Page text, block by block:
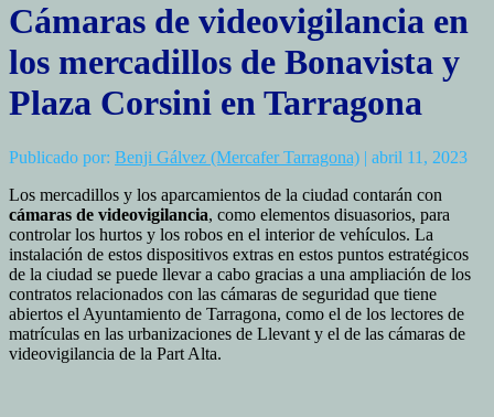
Cámaras de videovigilancia en
los mercadillos de Bonavista y
Plaza Corsini en Tarragona
Publicado por: Benji Gálvez (Mercafer Tarragona) | abril 11, 2023
Los mercadillos y los aparcamientos de la ciudad contarán con
cámaras de videovigilancia, como elementos disuasorios, para
controlar los hurtos y los robos en el interior de vehículos. La
instalación de estos dispositivos extras en estos puntos estratégicos
de la ciudad se puede llevar a cabo gracias a una ampliación de los
contratos relacionados con las cámaras de seguridad que tiene
abiertos el Ayuntamiento de Tarragona, como el de los lectores de
matrículas en las urbanizaciones de Llevant y el de las cámaras de
videovigilancia de la Part Alta.